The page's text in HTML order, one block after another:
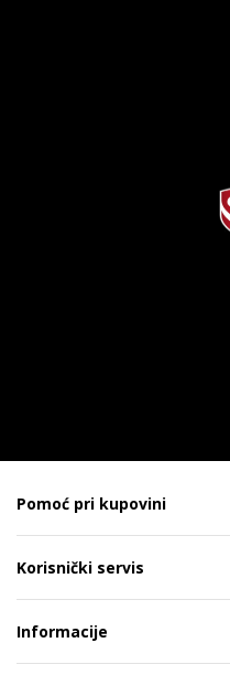
Pomoć pri kupovini
Korisnički servis
Informacije